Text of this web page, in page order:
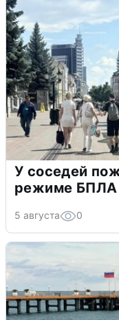
У соседей
режиме БПЛА
5 августа 0